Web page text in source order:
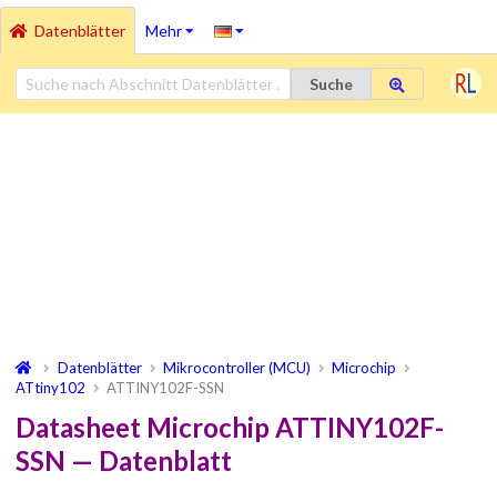
Datenblätter Mehr
Suche
Datenblätter Mikrocontroller (MCU)
Microchip
ATtiny102
ATTINY102F-SSN
Datasheet Microchip ATTINY102F-
SSN — Datenblatt